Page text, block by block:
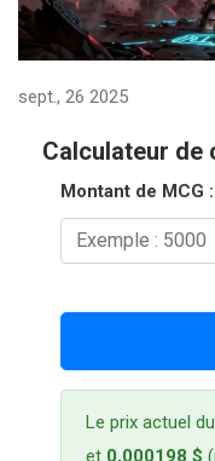
sept., 26 2025
Calculateur de
Montant de MCG :
Le prix actuel
et 0,000198 $